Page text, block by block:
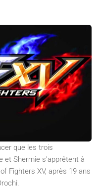
que les trois
et Shermie s’apprêtent à
Fighters XV, après 19 ans